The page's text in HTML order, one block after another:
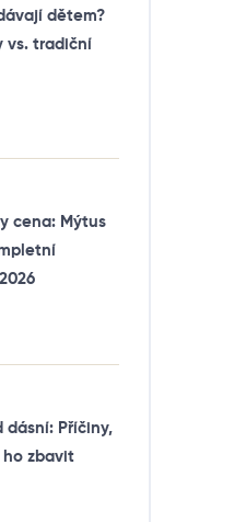
dětem?
vs. tradiční
cena: Mýtus
dásní: Příčiny,
ho zbavit